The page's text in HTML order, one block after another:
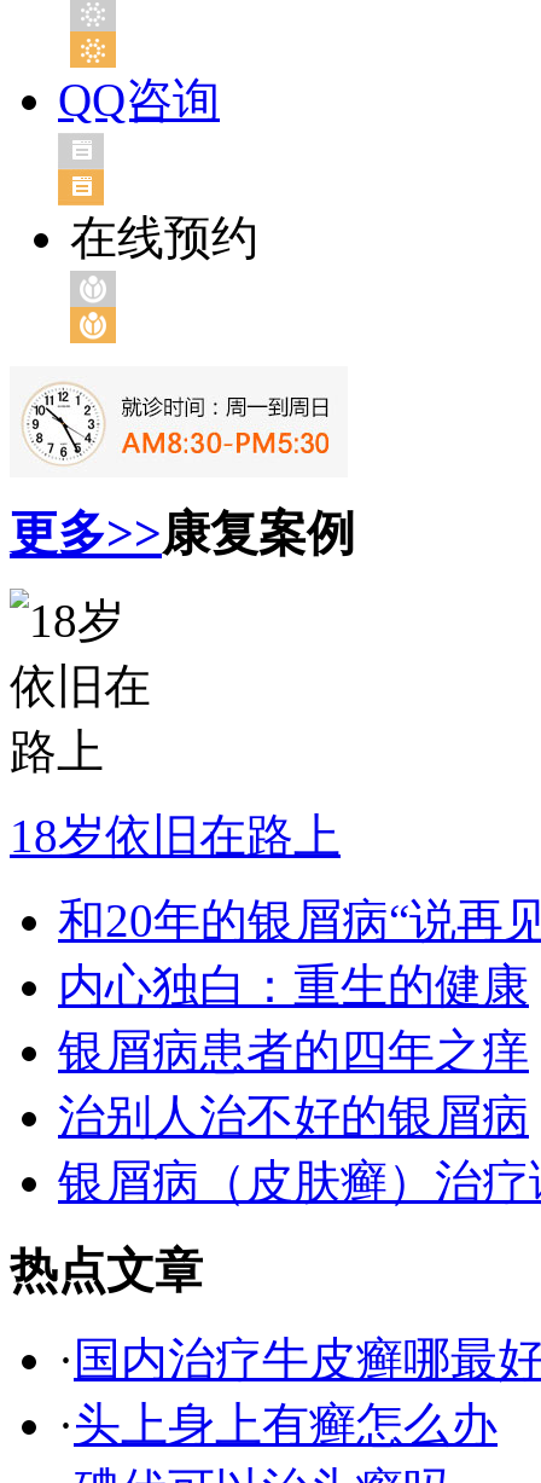
QQ咨询
在线预约
更多>>康复案例
18岁依旧在路上
和20年的银屑病“说再
内心独白：重生的健康
银屑病患者的四年之痒
治别人治不好的银屑病
银屑病（皮肤癣）治
热点文章
· 国内治疗牛皮癣哪最
·头上身上有癣怎么办